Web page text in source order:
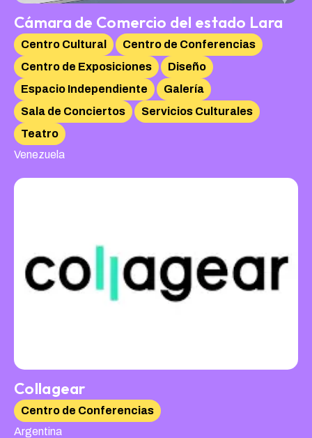
Cámara de Comercio del estado Lara
Centro Cultural
Centro de Conferencias
Centro de Exposiciones
Diseño
Espacio Independiente
Galería
Sala de Conciertos
Servicios Culturales
Teatro
Venezuela
Collagear
Centro de Conferencias
Argentina